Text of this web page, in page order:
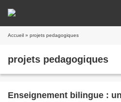
Accueil » projets pedagogiques
projets pedagogiques
Enseignement bilingue :